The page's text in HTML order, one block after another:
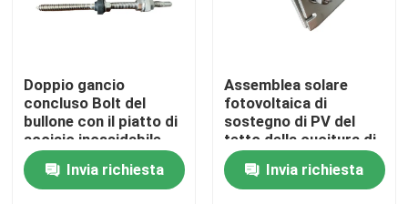
Casa
Prodotti
Video
Doppio gancio
concluso Bolt del
bullone con il piatto di
acciaio inossidabile
per il tetto del metallo
con il purlin di legno
Invia richiesta
Assemblea solare
fotovoltaica di
sostegno di PV del
tetto della cucitura di
condizione del
morsetto della
cucitura del tetto A2
Invia richiesta